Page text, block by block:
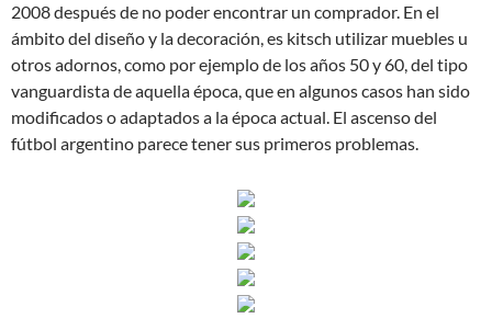
2008 después de no poder encontrar un comprador. En el
ámbito del diseño y la decoración, es kitsch utilizar muebles u
otros adornos, como por ejemplo de los años 50 y 60, del tipo
vanguardista de aquella época, que en algunos casos han sido
modificados o adaptados a la época actual. El ascenso del
fútbol argentino parece tener sus primeros problemas.